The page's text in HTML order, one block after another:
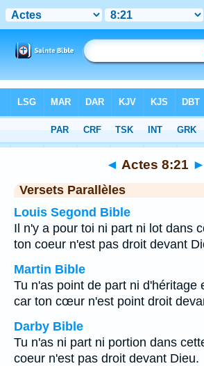
Chapitre 8> Verset 21
◄ Actes 8:21 ►
Versets Parallèles
Louis Segond Bible
Il n'y a pour toi ni part ni lot dans
ton coeur n'est pas droit devant
Martin Bible
Tu n'as point de part ni d'héritage
car ton cœur n'est point droit
Darby Bible
Tu n'as ni part ni portion dans
coeur n'est pas droit devant Dieu.